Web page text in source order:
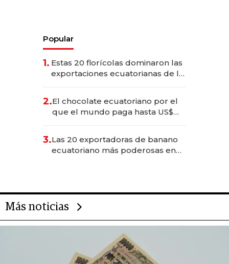
Popular
1. Estas 20 florícolas dominaron las
exportaciones ecuatorianas de la
2.El chocolate ecuatoriano por el
que el mundo paga hasta US$
3.Las 20 exportadoras de banano
ecuatoriano más poderosas en
Más noticias